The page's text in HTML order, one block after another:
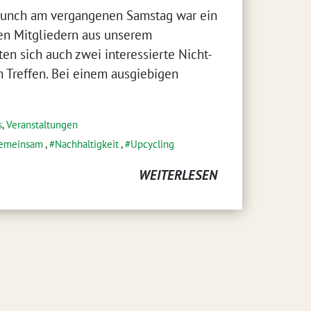
am vergangenen Samstag war ein
Mitgliedern aus unserem
sich auch zwei interessierte Nicht-
Bei einem ausgiebigen
,Veranstaltungen
, Nachhaltigkeit, Upcycling
WEITERLESEN